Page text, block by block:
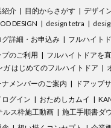
紹介 目的からさがす デザイ
DESIGN
design tetra
グ詳細・お申込み フルハイト
プのご利用 フルハイトドアを
ガ はじめてのフルハイトドア
ナメンバーのご案内 ドアップ
ログイン おためしカムイ
ルス枠施工動画
施工手順書ダ